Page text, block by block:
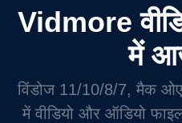
Vidmore
में
विंडोज 11/10/8/7, मैक
में वीडियो और ऑडियो